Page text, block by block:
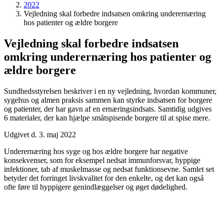
2022
Vejledning skal forbedre indsatsen omkring under­ernæring
hos patienter og ældre borgere
Vejledning skal forbedre indsatsen
omkring under­ernæring hos patienter og
ældre borgere
Sundhedsstyrelsen beskriver i en ny vejledning, hvordan kommuner,
sygehus og almen praksis sammen kan styrke indsatsen for borgere
og patienter, der har gavn af en ernæringsindsats. Samtidig udgives
6 materialer, der kan hjælpe småtspisende borgere til at spise mere.
Udgivet d. 3. maj 2022
Underernæring hos syge og hos ældre borgere har negative
konsekvenser, som for eksempel nedsat immunforsvar, hyppige
infektioner, tab af muskelmasse og nedsat funktionsevne. Samlet set
betyder det forringet livskvalitet for den enkelte, og det kan også
ofte føre til hyppigere genindlæggelser og øget dødelighed.